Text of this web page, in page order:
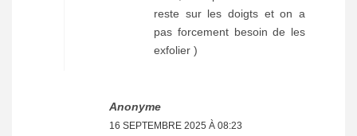
reste sur les doigts et on a
pas forcement besoin de les
exfolier )
Anonyme
16 SEPTEMBRE 2025 À 08:23